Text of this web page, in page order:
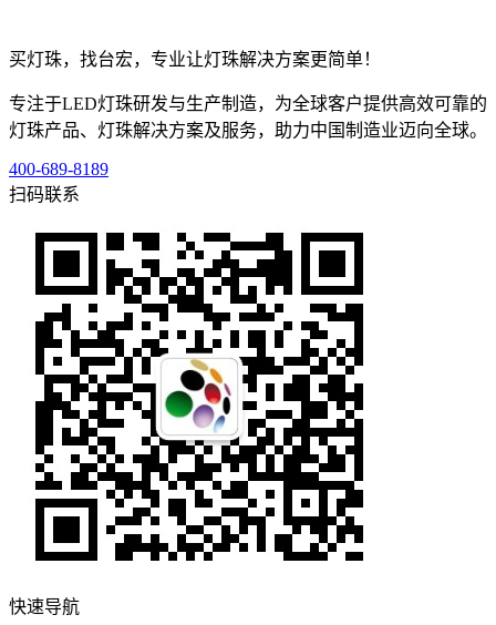
买灯珠，找台宏，专业让灯珠解决方案更简单！
专注于LED灯珠研发与生产制造，为全球客户提供高效可靠的
灯珠产品、灯珠解决方案及服务，助力中国制造业迈向全球。
400-689-8189
扫码联系
快速导航